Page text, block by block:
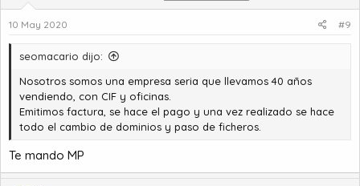
n
e
:
10 May 2020 #9
seomacario dijo:
Nosotros somos una empresa seria que llevamos 40 años
vendiendo, con CIF y oficinas.
Emitimos factura, se hace el pago y una vez realizado se hace
todo el cambio de dominios y paso de ficheros.
Te mando MP